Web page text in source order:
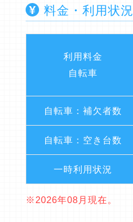
料金・利用状況
利用料金
自転車
自転車：補欠者数
自転車：空き台数
一時利用状況
※2026年08月現在。